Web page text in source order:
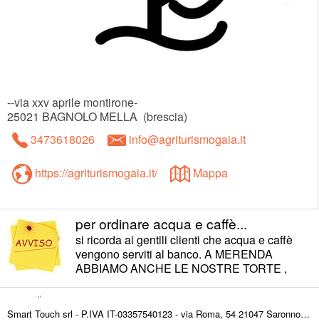
--via xxv aprile montirone-
25021 BAGNOLO MELLA (brescia)
3473618026
info@agriturismogaia.it
https://agriturismogaia.it/ Mappa
per ordinare acqua e caffè...
si ricorda ai gentili clienti che acqua e caffè
vengono serviti al banco. A MERENDA
ABBIAMO ANCHE LE NOSTRE TORTE ,
OMBRELLONE
Smart Touch srl - P.IVA IT-03357540123 - via Roma, 54 21047 Saronno (VA) ITALY